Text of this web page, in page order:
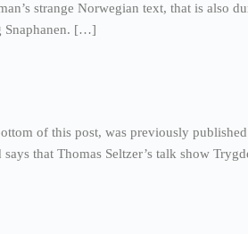
strange Norwegian text, that is also
Snaphanen. […]
of this post, was previously
that Thomas Seltzer’s talk show